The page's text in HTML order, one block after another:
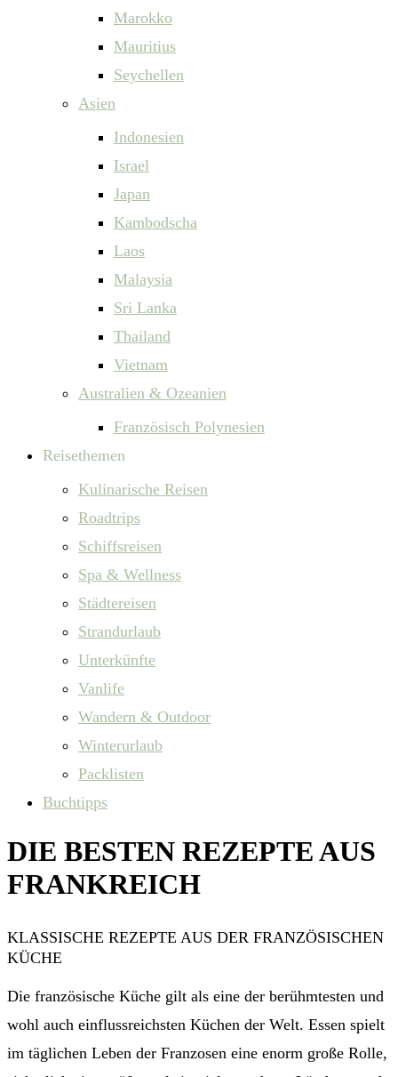
Marokko
Mauritius
Seychellen
Asien
Indonesien
Israel
Japan
Kambodscha
Laos
Malaysia
Sri Lanka
Thailand
Vietnam
Australien & Ozeanien
Französisch Polynesien
Reisethemen
Kulinarische Reisen
Roadtrips
Schiffsreisen
Spa & Wellness
Städtereisen
Strandurlaub
Unterkünfte
Vanlife
Wandern & Outdoor
Winterurlaub
Packlisten
Buchtipps
DIE BESTEN REZEPTE AUS
FRANKREICH
KLASSISCHE REZEPTE AUS DER FRANZÖSISCHEN
KÜCHE
Die französische Küche gilt als eine der berühmtesten und
wohl auch einflussreichsten Küchen der Welt. Essen spielt
im täglichen Leben der Franzosen eine enorm große Rolle,